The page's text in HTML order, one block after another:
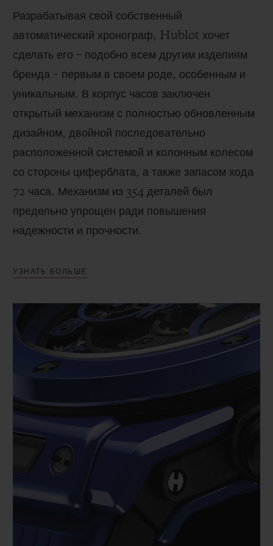
Разрабатывая свой собственный
автоматический хронограф, Hublot хочет
сделать его – подобно всем другим изделиям
бренда – первым в своем роде, особенным и
уникальным. В корпус часов заключен
открытый механизм с полностью обновленным
дизайном, двойной последовательно
расположенной системой и колонным колесом
со стороны циферблата, а также запасом хода
72 часа. Механизм из 354 деталей был
предельно упрощен ради повышения
надежности и прочности.
УЗНАТЬ БОЛЬШЕ